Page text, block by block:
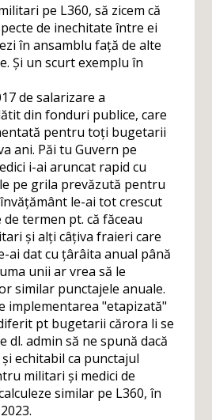
pe L360, să zicem că
de inechitate între ei
în ansamblu față de alte
Și un scurt exemplu în
de salarizare a
din fonduri publice, care
pentru toți bugetarii
ani. Păi tu Guvern pe
i-ai aruncat rapid cu
pe grila prevăzută pentru
le-ai tot crescut
termen pt. că făceau
și alți câțiva fraieri care
ai dat cu țârâita anual până
unii ar vrea să le
similar punctajele anuale.
implementarea "etapizată"
pt bugetarii cărora li se
dl. admin să ne spună dacă
echitabil ca punctajul
militari și medici de
similar pe L360, în